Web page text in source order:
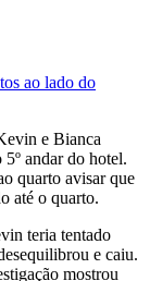
ao lado do
e Bianca
andar do hotel.
quarto avisar que
até o quarto.
teria tentado
e caiu.
mostrou